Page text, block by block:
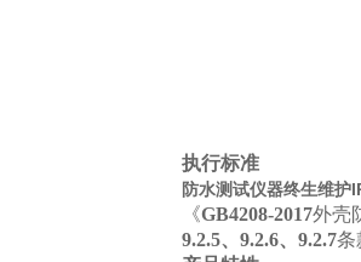
执行标准
防水测试仪器终生维护
《GB4208-2017外壳
9.2.5、9.2.6、9.2.7条